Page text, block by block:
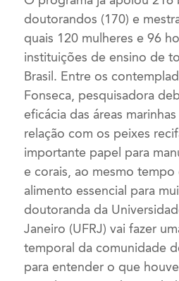
doutorandos (170) e
quais 120 mulheres e 96
instituições de ensino de
Brasil. Entre os
Fonseca, pesquisadora
eficácia das áreas
relação com os peixes
importante papel para
e corais, ao mesmo tempo
alimento essencial para
doutoranda da
Janeiro (UFRJ) vai fazer
temporal da comunidade
para entender o que